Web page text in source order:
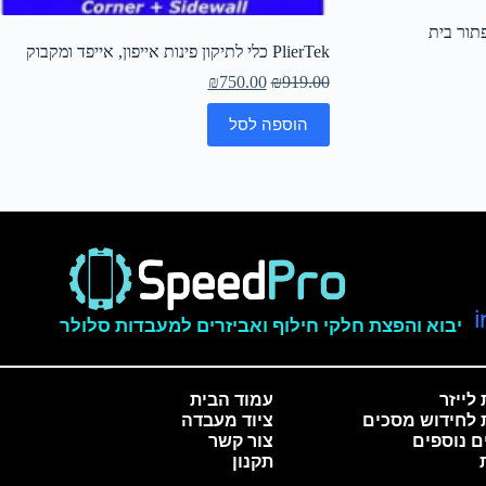
PlierTek כלי לתיקון פינות אייפון, אייפד ומקבוק
₪919.00
₪750.00
הוספה לסל
יבוא והפצת חלקי חילוף ואביזרים למעבדות סלולר
עמוד הבית
ציוד מעבדה
צור קשר
תקנון
לייזר
לחידוש מסכים
נוספים